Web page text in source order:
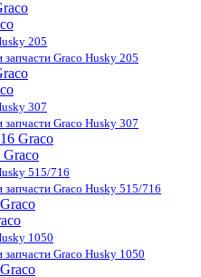
205
Graco Husky 205
307
Graco Husky 307
515/716
запчасти Graco Husky 515/716
1050
Graco Husky 1050